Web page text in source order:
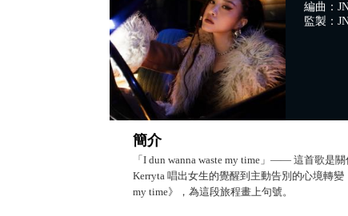
編曲：
監製：
簡介
「I dun wanna waste my time」—— 這首歌是
Kerryta 唱出女生的覺醒到主動告別的心境轉
my time》，為這段旅程畫上句號。